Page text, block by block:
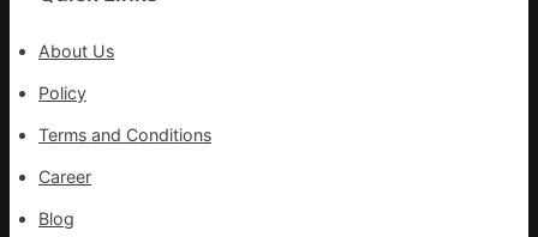
About Us
Policy
Terms and Conditions
Career
Blog